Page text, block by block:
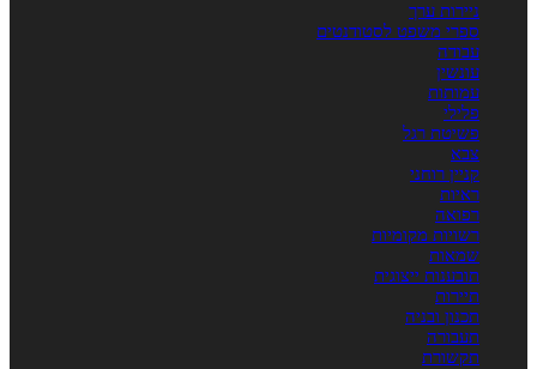
ניירות ערך
ספרי משפט לסטודנטים
עבודה
עונשין
עמותות
פלילי
פשיטת רגל
צבא
קניין רוחני
ראיות
רפואה
רשויות מקומיות
שמאות
תובענות ייצוגית
תיירות
תכנון ובניה
תעבורה
תקשורת